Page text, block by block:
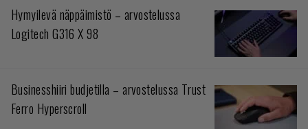
Hymyilevä näppäimistö – arvostelussa
Logitech G316 X 98
Businesshiiri budjetilla – arvostelussa Trust
Ferro Hyperscroll